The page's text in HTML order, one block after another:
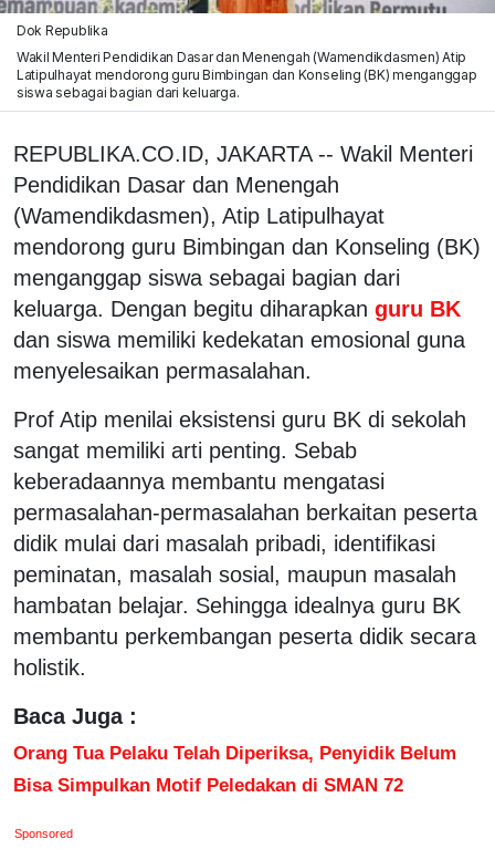
Dok Republika
Wakil Menteri Pendidikan Dasar dan Menengah (Wamendikdasmen) Atip
Latipulhayat mendorong guru Bimbingan dan Konseling (BK) menganggap
siswa sebagai bagian dari keluarga.
REPUBLIKA.CO.ID, JAKARTA -- Wakil Menteri
Pendidikan Dasar dan Menengah
(Wamendikdasmen), Atip Latipulhayat
mendorong guru Bimbingan dan Konseling (BK)
menganggap siswa sebagai bagian dari
keluarga. Dengan begitu diharapkan guru BK
dan siswa memiliki kedekatan emosional guna
menyelesaikan permasalahan.
Prof Atip menilai eksistensi guru BK di sekolah
sangat memiliki arti penting. Sebab
keberadaannya membantu mengatasi
permasalahan-permasalahan berkaitan peserta
didik mulai dari masalah pribadi, identifikasi
peminatan, masalah sosial, maupun masalah
hambatan belajar. Sehingga idealnya guru BK
membantu perkembangan peserta didik secara
holistik.
Baca Juga :
Orang Tua Pelaku Telah Diperiksa, Penyidik Belum
Bisa Simpulkan Motif Peledakan di SMAN 72
Sponsored